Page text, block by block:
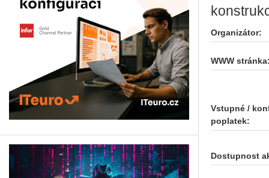
Organizátor:
WWW
Vstupné /
poplatek:
Dostupnost